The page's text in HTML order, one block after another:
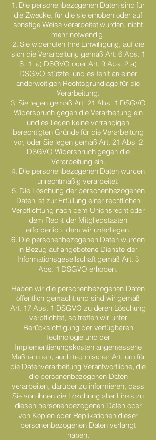
1. Die personenbezogenen Daten sind für
die Zwecke, für die sie erhoben oder auf
sonstige Weise verarbeitet wurden, nicht
mehr notwendig.
2. Sie widerrufen Ihre Einwilligung, auf die
sich die Verarbeitung gemäß Art. 6 Abs. 1
S. 1 a) DSGVO oder Art. 9 Abs. 2 a)
DSGVO stützte, und es fehlt an einer
anderweitigen Rechtsgrundlage für die
Verarbeitung.
3. Sie legen gemäß Art. 21 Abs. 1 DSGVO
Widerspruch gegen die Verarbeitung ein
und es liegen keine vorrangigen
berechtigten Gründe für die Verarbeitung
vor, oder Sie legen gemäß Art. 21 Abs. 2
DSGVO Widerspruch gegen die
Verarbeitung ein.
4. Die personenbezogenen Daten wurden
unrechtmäßig verarbeitet.
5. Die Löschung der personenbezogenen
Daten ist zur Erfüllung einer rechtlichen
Verpflichtung nach dem Unionsrecht oder
dem Recht der Mitgliedstaaten
erforderlich, dem wir unterliegen.
6. Die personenbezogenen Daten wurden
in Bezug auf angebotene Dienste der
Informationsgesellschaft gemäß Art. 8
Abs. 1 DSGVO erhoben.
Haben wir die personenbezogenen Daten
öffentlich gemacht und sind wir gemäß
Art. 17 Abs. 1 DSGVO zu deren Löschung
verpflichtet, so treffen wir unter
Berücksichtigung der verfügbaren
Technologie und der
Implementierungskosten angemessene
Maßnahmen, auch technischer Art, um für
die Datenverarbeitung Verantwortliche, die
die personenbezogenen Daten
verarbeiten, darüber zu informieren, dass
Sie von ihnen die Löschung aller Links zu
diesen personenbezogenen Daten oder
von Kopien oder Replikationen dieser
personenbezogenen Daten verlangt
haben.